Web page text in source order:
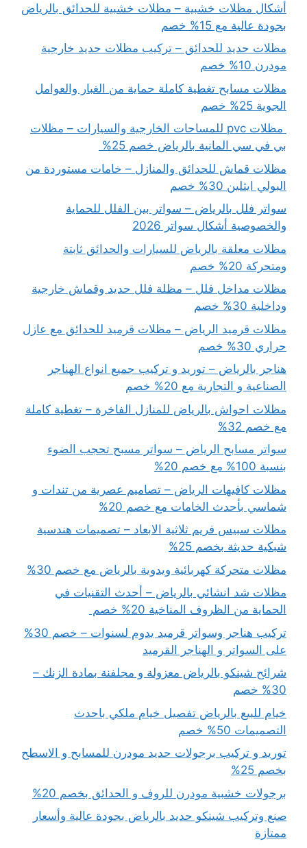
أشكال مظلات خشبية – مظلات خشبية للحدائق بالرياض
بجودة عالية مع 15% خصم
مظلات حديد للحدائق – تركيب مظلات حديد خارجية
مودرن 10% خصم
مظلات مسابح تغطية كاملة حماية من الغبار والعوامل
الجوية 25% خصم
مظلات pvc للمساحات الخارجية والسيارات – مظلات
بي في سي المانية بالرياض خصم 25%
مظلات قماش للحدائق والمنازل – خامات مستوردة من
البولي ايثلين 30% خصم
سواتر فلل بالرياض – سواتر بين الفلل للحماية
والخصوصية أشكال سواتر 2026
مظلات معلقة بالرياض للسيارات والحدائق ثابتة
ومتحركة 20% خصم
مظلات مداخل فلل – مظلة فلل حديد وقماش خارجية
وداخلية 30% خصم
مظلات قرميد الرياض – مظلات قرميد للحدائق مع عازل
حراري 30% خصم
هناجر بالرياض – توريد و تركيب جميع انواع الهناجر
الصناعية و التجارية مع 20% خصم
مظلات احواش بالرياض للمنازل الفاخرة – تغطية كاملة
مع خصم 32%
سواتر مسابح الرياض – سواتر مسبح تحجب الضوء
بنسبة 100% مع خصم 20%
مظلات كافيهات الرياض – تصاميم عصرية من تندات و
شماسي بأحدث الخامات مع خصم 20%
مظلات سبيس فريم ثلاثية الابعاد – تصميمات هندسية
شبكية حديثة بخصم 25%
مظلات متحركة كهربائية ويدوية بالرياض مع خصم 30%
مظلات شد انشائي بالرياض – أحدث التقنيات في
الحماية من الظروف المناخية 20% خصم
تركيب هناجر وسواتر قرميد يدوم لسنوات – خصم 30%
على السواتر و الهناجر القرميد
شرائح شينكو بالرياض معزولة و مجلفنة بمادة الزنك –
30% خصم
خيام للبيع بالرياض تفصيل خيام ملكي باحدث
التصميمات 50% خصم
توريد و تركيب برجولات حديد مودرن للمسابح و الاسطح
بخصم 25%
برجولات خشبية مودرن للروف و الحدائق بخصم 20%
صنع وتركيب شينكو حديد بالرياض بجودة عالية وأسعار
ممتازة